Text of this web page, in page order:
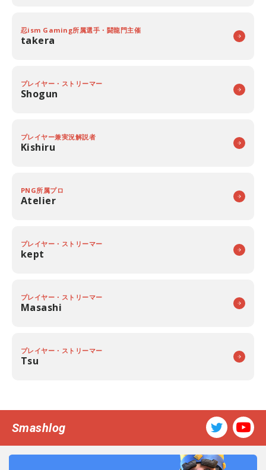
忍ism Gaming所属選手・闘龍門主催
takera
プレイヤー・ストリーマー
Shogun
プレイヤー兼実況解説者
Kishiru
PNG所属プロ
Atelier
プレイヤー・ストリーマー
kept
プレイヤー・ストリーマー
Masashi
プレイヤー・ストリーマー
Tsu
Smashlog